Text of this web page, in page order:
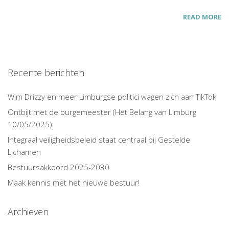
READ MORE
Recente berichten
Wim Drizzy en meer Limburgse politici wagen zich aan TikTok
Ontbijt met de burgemeester (Het Belang van Limburg
10/05/2025)
Integraal veiligheidsbeleid staat centraal bij Gestelde
Lichamen
Bestuursakkoord 2025-2030
Maak kennis met het nieuwe bestuur!
Archieven